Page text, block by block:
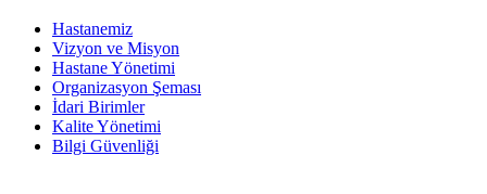
Hastanemiz
Vizyon ve Misyon
Hastane Yönetimi
Organizasyon Şeması
İdari Birimler
Kalite Yönetimi
Bilgi Güvenliği